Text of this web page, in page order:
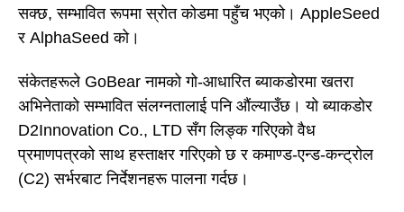
सक्छ, सम्भावित रूपमा स्रोत कोडमा पहुँच भएको। AppleSeed
र AlphaSeed को।
संकेतहरूले GoBear नामको गो-आधारित ब्याकडोरमा खतरा
अभिनेताको सम्भावित संलग्नतालाई पनि औंल्याउँछ। यो ब्याकडोर
D2Innovation Co., LTD सँग लिङ्क गरिएको वैध
प्रमाणपत्रको साथ हस्ताक्षर गरिएको छ र कमाण्ड-एन्ड-कन्ट्रोल
(C2) सर्भरबाट निर्देशनहरू पालना गर्दछ।